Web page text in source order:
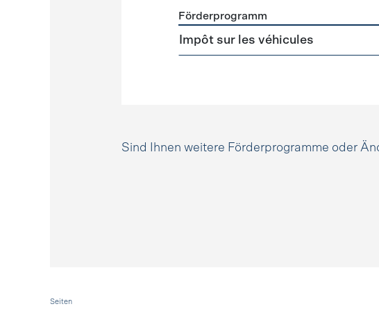
Förderprogramme
Förderprogramm
Impôt sur les véhicules
Sind Ihnen weitere Förderprogramme oder
Seiten